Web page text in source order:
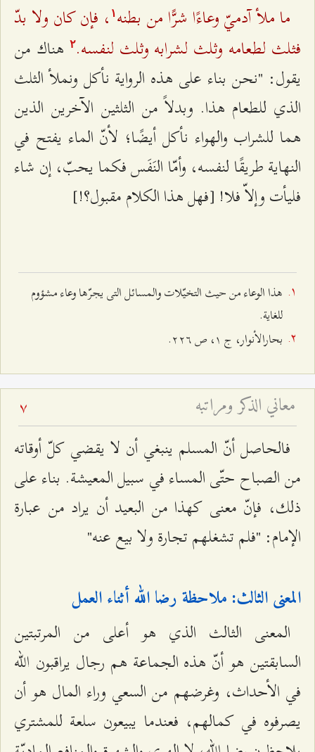
ما ملأ آدميّ وعاءًا شرًّا من بطنه ۱ ، فإن كان ولا بدّ
فثلث لطعامه وثلث لشرابه وثلث لنفسه.٢ هناك من
يقول: "نحن بناء على هذه الرواية نأكل ونملأ الثلث
الذي للطعام هذا. وبدلاً من الثلثين الآخرين الذين
هما للشراب والهواء نأكل أيضًا؛ لأنّ الماء يفتح في
النهاية طريقًا لنفسه، وأمّا النَفَس فكما يحبّ، إن شاء
فليأت وإلاّ فلا! [فهل هذا الكلام مقبول؟!]
هذا الوعاء من حيث التخيّلات والمسائل التی یجرّها وعاء مشؤوم
للغاية.
بحارالأنوار، ج ١، ص ٢٢٦.
معاني الذكر ومراتبه 7
فالحاصل أنّ المسلم ينبغي أن لا يقضي كلّ أوقاته
من الصباح حتّى المساء في سبيل المعيشة. بناء على
ذلك، فإنّ معنى كهذا من البعيد أن يراد من عبارة
الإمام: "فلم تشغلهم تجارة ولا بيع عنه"
المعنى الثالث: ملاحظة رضا الله أثناء العمل
المعنى الثالث الذي هو أعلى من المرتبتين
السابقتين هو أنّ هذه الجماعة هم رجال يراقبون الله
في الأحداث، وغرضهم من السعي وراء المال هو أن
يصرفوه في كمالهم، فعندما يبيعون سلعة للمشتري